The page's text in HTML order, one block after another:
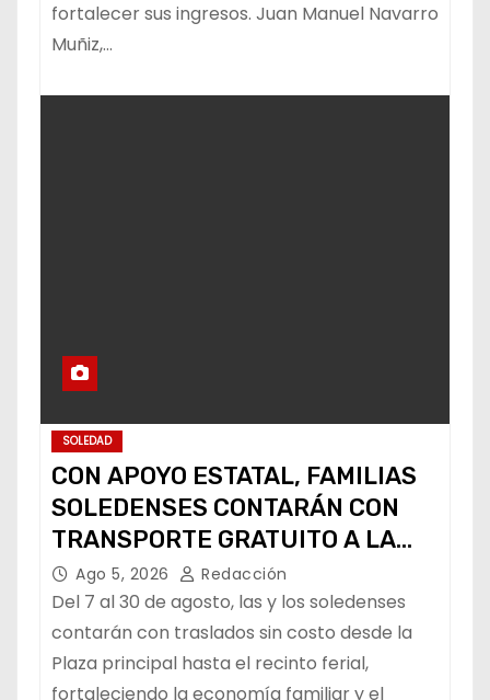
fortalecer sus ingresos. Juan Manuel Navarro
Muñiz,…
SOLEDAD
CON APOYO ESTATAL, FAMILIAS
SOLEDENSES CONTARÁN CON
TRANSPORTE GRATUITO A LA
FENAPO
Ago 5, 2026 Redacción
Del 7 al 30 de agosto, las y los soledenses
contarán con traslados sin costo desde la
Plaza principal hasta el recinto ferial,
fortaleciendo la economía familiar y el